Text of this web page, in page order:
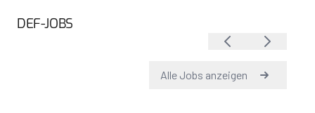
DEF-JOBS